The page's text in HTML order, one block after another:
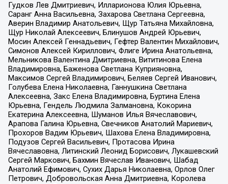
Гудков Лев Дмитриевич, Илларионова Юлия Юрьевна,
Саранг Анна Васильевна, Захарова Светлана Сергеевна,
Аверин Владимир Анатольевич, Щур Татьяна Михайловна,
Щур Николай Алексеевич, Блинушов Андрей Юрьевич,
Мосин Алексей Геннадьевич, Гефтер Валентин Михайлович,
Симонов Алексей Кириллович, Флиге Ирина Анатольевна,
Мельникова Валентина Дмитриевна, Вититинова Елена
Владимировна, Баженова Светлана Куприяновна,
Максимов Сергей Владимирович, Беляев Сергей Иванович,
Голубева Елена Николаевна, Ганнушкина Светлана
Алексеевна, Закс Елена Владимировна, Буртина Елена
Юрьевна, Гендель Людмила Залмановна, Кокорина
Екатерина Алексеевна, Шуманов Илья Вячеславович,
Арапова Галина Юрьевна, Свечников Анатолий Мариевич,
Прохоров Вадим Юрьевич, Шахова Елена Владимировна,
Подузов Сергей Васильевич, Протасова Ирина
Вячеславовна, Литинский Леонид Борисович, Лукашевский
Сергей Маркович, Бахмин Вячеслав Иванович, Шабад
Анатолий Ефимович, Сухих Дарья Николаевна, Орлов Олег
Петрович, Добровольская Анна Дмитриевна, Королева